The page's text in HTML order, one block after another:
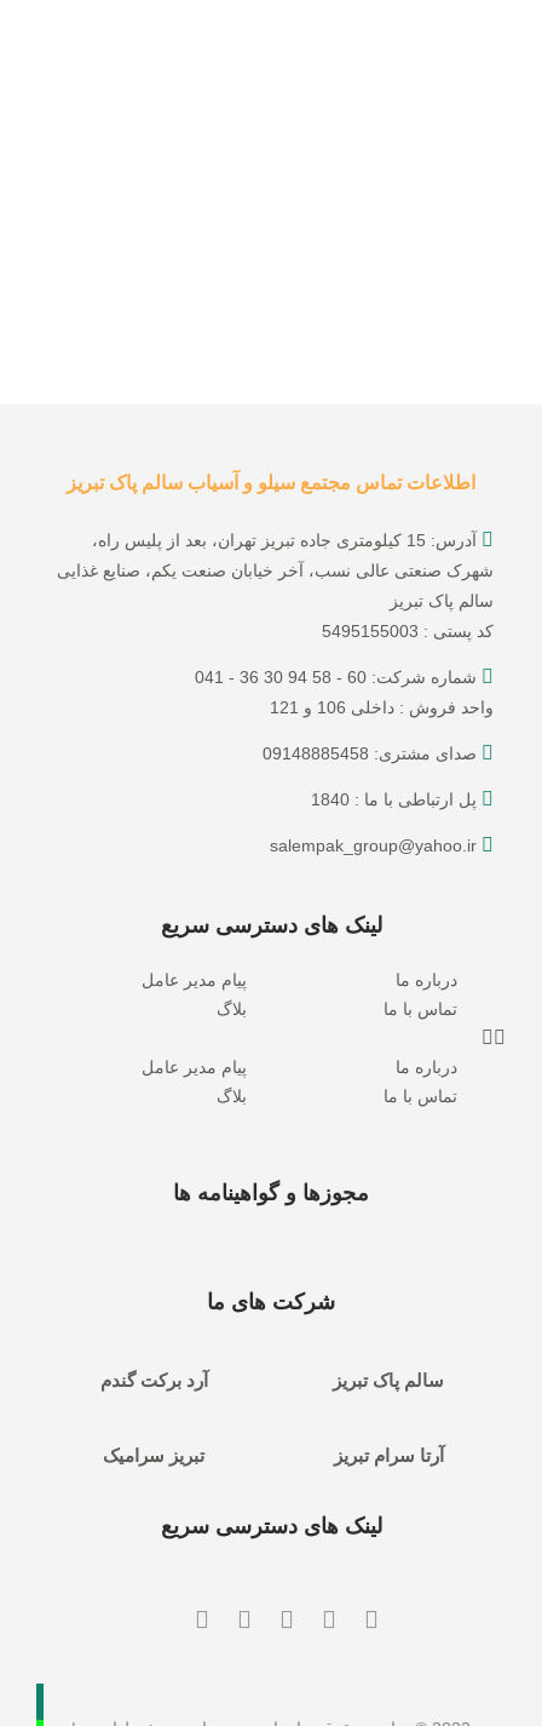
اطلاعات تماس مجتمع سیلو و آسیاب سالم پاک تبریز
آدرس: 15 کیلومتری جاده تبریز تهران، بعد از پلیس راه،
شهرک صنعتی عالی نسب، آخر خیابان صنعت یکم، صنایع غذایی
سالم پاک تبریز
کد پستی : 5495155003
شماره شرکت: 60 - 58 94 30 36 - 041
واحد فروش : داخلی 106 و 121
صدای مشتری: 09148885458
پل ارتباطی با ما : 1840
salempak_group@yahoo.ir
لینک های دسترسی سریع
درباره ما
پیام مدیر عامل
تماس با ما
بلاگ
درباره ما
پیام مدیر عامل
تماس با ما
بلاگ
مجوزها و گواهینامه ها
شرکت های ما
سالم پاک تبریز آرد برکت گندم
آرتا سرام تبریز تبریز سرامیک
لینک های دسترسی سریع